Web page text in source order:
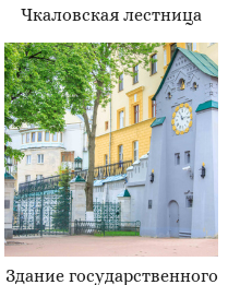
Чкаловская лестница
Здание государственного